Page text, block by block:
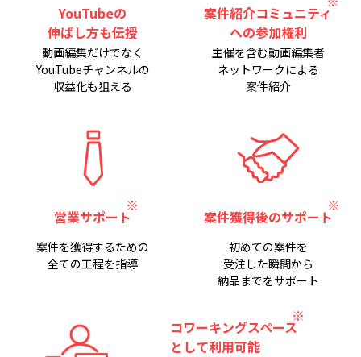
YouTubeの
伸ばし方も伝授
動画編集だけでなく
YouTubeチャンネルの
収益化も狙える
案件紹介コミュニティ
への参加権利
主催を含む動画編集者
ネットワークによる
案件紹介
営業サポート
案件を獲得するための
全ての工程を指導
案件獲得後のサポート
初めての案件を
受注した瞬間から
納品までをサポート
コワーキングスペース
として利用可能